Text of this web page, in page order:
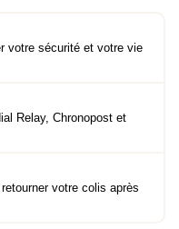
votre sécurité et votre vie
Relay, Chronopost et
votre colis après